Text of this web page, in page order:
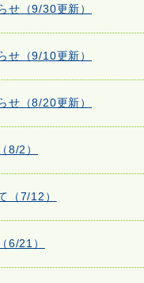
せ（9/30更新）
せ（9/10更新）
せ（8/20更新）
8/2）
（7/12）
6/21）